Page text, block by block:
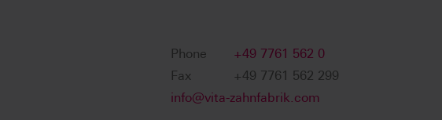
Phone
+49 7761 562 0
Fax
+49 7761 562 299
info@vita-zahnfabrik.com